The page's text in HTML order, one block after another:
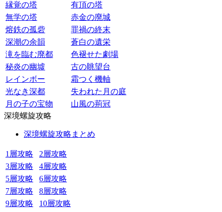
縁覚の塔
有頂の塔
無学の塔
赤金の廃城
熔鉄の孤砦
罪禍の終末
深潮の余韻
蒼白の遺栄
滝を臨む廃都
色褪せた劇場
秘炎の幽墟
古の眺望台
レインボー
霜つく機軸
光なき深都
失われた月の庭
月の子の宝物
山風の荊冠
深境螺旋攻略
深境螺旋攻略まとめ
1層攻略
2層攻略
3層攻略
4層攻略
5層攻略
6層攻略
7層攻略
8層攻略
9層攻略
10層攻略